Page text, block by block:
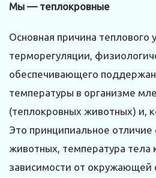
Мы — теплокровные
Основная причина
терморегуляции,
обеспечивающего
температуры в организме
(теплокровных животных) и,
Это принципиальное
животных, температура тела
зависимости от окружающей